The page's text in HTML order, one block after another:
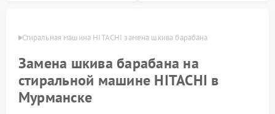
Стиральная машина HITACHI замена шкива барабана
Замена шкива барабана на
стиральной машине HITACHI в
Мурманске